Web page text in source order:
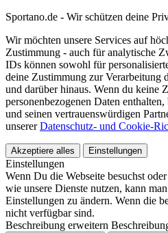
Sportano.de - Wir schützen deine
Wir möchten unsere Services auf
Zustimmung - auch für analytische
IDs können sowohl für
deine Zustimmung zur Verarbeitung
und darüber hinaus. Wenn du keine
personenbezogenen Daten
und seinen vertrauenswürdigen
unsererDatenschutz- und Cookie-
Akzeptiere alles Einstellungen
Einstellungen
Wenn Du die Webseite besuchst
wie unsere Dienste nutzen, kann
Einstellungen zu ändern. Wenn die
nicht verfügbar sind.
Beschreibung erweitern